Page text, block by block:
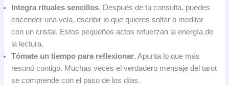
Integra rituales sencillos. Después de tu consulta, puedes
encender una vela, escribir lo que quieres soltar o meditar
con un cristal. Estos pequeños actos refuerzan la energía de
la lectura.
Tómate un tiempo para reflexionar. Apunta lo que más
resonó contigo. Muchas veces el verdadero mensaje del tarot
se comprende con el paso de los días.